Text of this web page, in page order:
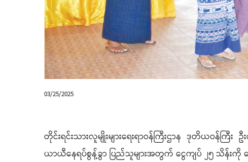
03/25/2025
တိုင်းရင်းသားလူမျိုးများရေးရာဝန်ကြီးဌာန ဒုတိယဝန်
ယာယီနေရပ်စွန့်ခွာ ပြည်သူများအတွက် ငွေကျပ် ၂၅ သိန်း